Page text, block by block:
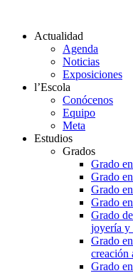
Actualidad
Agenda
Noticias
Exposiciones
l’Escola
Conócenos
Equipo
Meta
Estudios
Grados
Grado
Grado
Grado
Grado
Grado
joyería y
Grado
creación
Grado